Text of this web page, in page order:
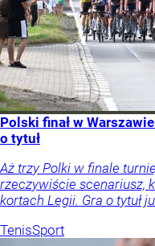
Polski finał w
o tytuł
Aż trzy Polki w finale
rzeczywiście scenariusz,
kortach Legii. Gra o tytuł
TenisSport